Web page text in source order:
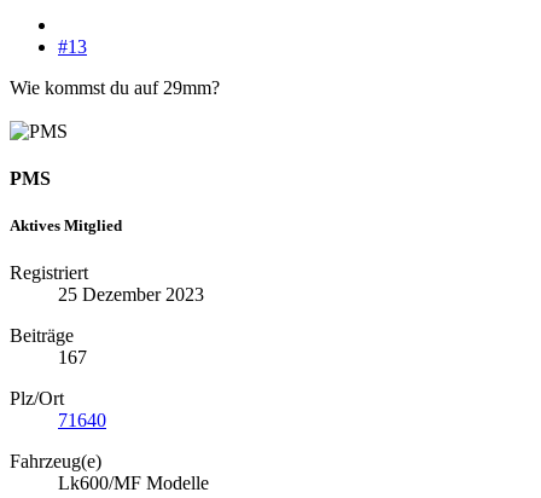
#13
Wie kommst du auf 29mm?
PMS
Aktives Mitglied
Registriert
25 Dezember 2023
Beiträge
167
Plz/Ort
71640
Fahrzeug(e)
Lk600/MF Modelle